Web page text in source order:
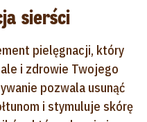
sierści
pielęgnacji, który
i zdrowie Twojego
pozwala usunąć
i stymuluje skórę